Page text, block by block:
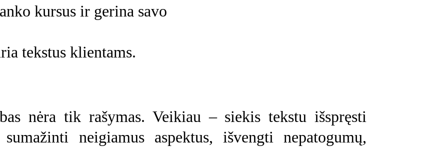
kursus ir gerina savo
tekstus klientams.
nėra tik rašymas. Veikiau – siekis tekstu išspręsti
neigiamus aspektus, išvengti nepatogumų,